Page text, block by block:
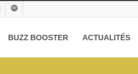
BUZZ BOOSTER ACTUALITÉS